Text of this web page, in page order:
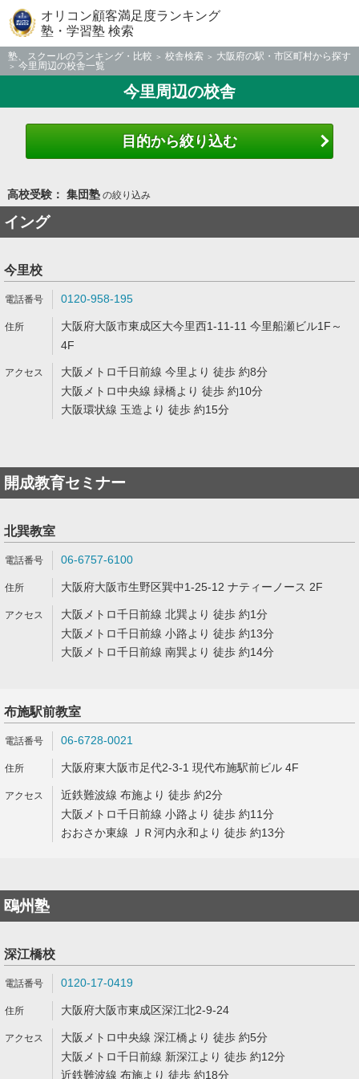
オリコン顧客満足度ランキング
塾・学習塾 検索
塾、スクールのランキング・比較 校舎検索
大阪府の駅・市区町村から探す
今里周辺の校舎一覧
今里周辺の校舎
目的から絞り込む
高校受験： 集団塾の絞り込み
イング
今里校
0120-958-195
大阪府大阪市東成区大今里西1-11-11 今里船瀬ビル1F～
4F
大阪メトロ千日前線 今里より 徒歩 約8分
大阪メトロ中央線 緑橋より 徒歩 約10分
大阪環状線 玉造より 徒歩 約15分
開成教育セミナー
北巽教室
06-6757-6100
大阪府大阪市生野区巽中1-25-12 ナティーノース 2F
大阪メトロ千日前線 北巽より 徒歩 約1分
大阪メトロ千日前線 小路より 徒歩 約13分
大阪メトロ千日前線 南巽より 徒歩 約14分
布施駅前教室
06-6728-0021
大阪府東大阪市足代2-3-1 現代布施駅前ビル 4F
近鉄難波線 布施より 徒歩 約2分
大阪メトロ千日前線 小路より 徒歩 約11分
おおさか東線 ＪＲ河内永和より 徒歩 約13分
鴎州塾
深江橋校
0120-17-0419
大阪府大阪市東成区深江北2-9-24
大阪メトロ中央線 深江橋より 徒歩 約5分
大阪メトロ千日前線 新深江より 徒歩 約12分
近鉄難波線 布施より 徒歩 約18分